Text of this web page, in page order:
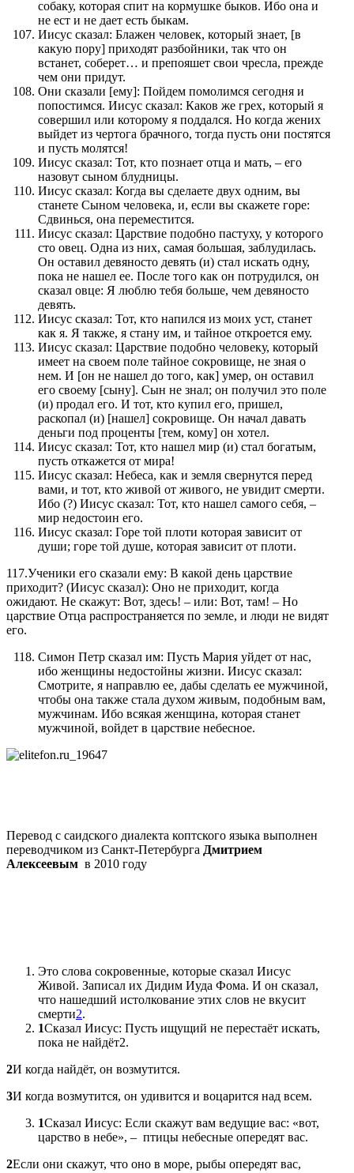
собаку, которая спит на кормушке быков. Ибо она и
не ест и не дает есть быкам.
Иисус сказал: Блажен человек, который знает, [в
какую пору] приходят разбойники, так что он
встанет, соберет… и препояшет свои чресла, прежде
чем они придут.
Они сказали [ему]: Пойдем помолимся сегодня и
попостимся. Иисус сказал: Каков же грех, который я
совершил или которому я поддался. Но когда жених
выйдет из чертога брачного, тогда пусть они постятся
и пусть молятся!
Иисус сказал: Тот, кто познает отца и мать, – его
назовут сыном блудницы.
Иисус сказал: Когда вы сделаете двух одним, вы
станете Сыном человека, и, если вы скажете горе:
Сдвинься, она переместится.
Иисус сказал: Царствие подобно пастуху, у которого
сто овец. Одна из них, самая большая, заблудилась.
Он оставил девяносто девять (и) стал искать одну,
пока не нашел ее. После того как он потрудился, он
сказал овце: Я люблю тебя больше, чем девяносто
девять.
Иисус сказал: Тот, кто напился из моих уст, станет
как я. Я также, я стану им, и тайное откроется ему.
Иисус сказал: Царствие подобно человеку, который
имеет на своем поле тайное сокровище, не зная о
нем. И [он не нашел до того, как] умер, он оставил
его своему [сыну]. Сын не знал; он получил это поле
(и) продал его. И тот, кто купил его, пришел,
раскопал (и) [нашел] сокровище. Он начал давать
деньги под проценты [тем, кому] он хотел.
Иисус сказал: Тот, кто нашел мир (и) стал богатым,
пусть откажется от мира!
Иисус сказал: Небеса, как и земля свернутся перед
вами, и тот, кто живой от живого, не увидит смерти.
Ибо (?) Иисус сказал: Тот, кто нашел самого себя, –
мир недостоин его.
Иисус сказал: Горе той плоти которая зависит от
души; горе той душе, которая зависит от плоти.
117.Ученики его сказали ему: В какой день царствие
приходит? (Иисус сказал): Оно не приходит, когда
ожидают. Не скажут: Вот, здесь! – или: Вот, там! – Но
царствие Отца распространяется по земле, и люди не видят
его.
Симон Петр сказал им: Пусть Мария уйдет от нас,
ибо женщины недостойны жизни. Иисус сказал:
Смотрите, я направлю ее, дабы сделать ее мужчиной,
чтобы она также стала духом живым, подобным вам,
мужчинам. Ибо всякая женщина, которая станет
мужчиной, войдет в царствие небесное.
Перевод с саидского диалекта коптского языка выполнен
переводчиком из Санкт-Петербурга Дмитрием
Алексеевым в 2010 году
Это слова сокровенные, которые сказал Иисус
Живой. Записал их Дидим Иуда Фома. И он сказал,
что нашедший истолкование этих слов не вкусит
смерти2.
1Сказал Иисус: Пусть ищущий не перестаёт искать,
пока не найдёт2.
2И когда найдёт, он возмутится.
3И когда возмутится, он удивится и воцарится над всем.
1Сказал Иисус: Если скажут вам ведущие вас: «вот,
царство в небе», – птицы небесные опередят вас.
2Если они скажут, что оно в море, рыбы опередят вас,